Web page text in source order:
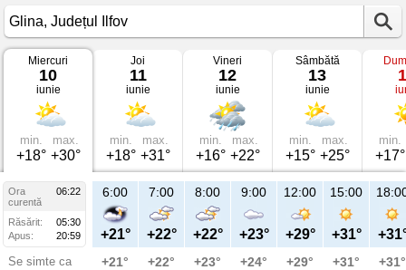
Vremea
Glina
iunie
2026
Județul
Ilfov
Miercuri
10
iunie
min.
+18°
max.
+30°
Joi
11
iunie
min.
+18°
max.
+31°
Vineri
12
iunie
min.
+16°
max.
+22°
Sâmbătă
13
iunie
min.
+15°
max.
+25°
min.
+17°
Ora
06:22
curentă
Răsărit:
05:30
Apus:
20:59
Se simte ca
6:00
+21°
+21°
7:00
+22°
+22°
8:00
+22°
+23°
9:00
+23°
+24°
12:00
+29°
+29°
15:00
+31°
+31° +31°